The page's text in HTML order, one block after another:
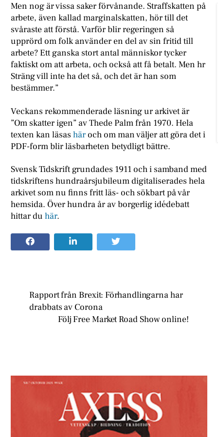
Men nog är vissa saker förvånande. Straffskatten på
arbete, även kallad marginalskatten, hör till det
svåraste att förstå. Varför blir regeringen så
upprörd om folk använder en del av sin fritid till
arbete? Ett ganska stort antal människor tycker
faktiskt om att arbeta, och också att få betalt. Men hr
Sträng vill inte ha det så, och det är han som
bestämmer.”
Veckans rekommenderade läsning ur arkivet är
”Om skatter igen” av Thede Palm från 1970. Hela
texten kan läsashäroch om man väljer att göra det i
PDF-form blir läsbarheten betydligt bättre.
Svensk Tidskrift grundades 1911 och i samband med
tidskriftens hundraårsjubileum digitaliserades hela
arkivet som nu finns fritt läs- och sökbart på vår
hemsida. Över hundra år av borgerlig idédebatt
hittar duhär.
Rapport från Brexit: Förhandlingarna har
drabbats av Corona
Följ Free Market Road Show online!